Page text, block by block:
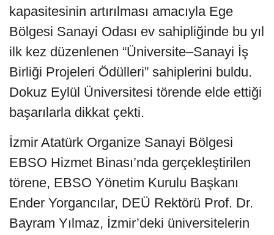
kapasitesinin artırılması amacıyla Ege
Bölgesi Sanayi Odası ev sahipliğinde bu yıl
ilk kez düzenlenen “Üniversite–Sanayi İş
Birliği Projeleri Ödülleri” sahiplerini buldu.
Dokuz Eylül Üniversitesi törende elde ettiği
başarılarla dikkat çekti.
İzmir Atatürk Organize Sanayi Bölgesi
EBSO Hizmet Binası’nda gerçekleştirilen
törene, EBSO Yönetim Kurulu Başkanı
Ender Yorgancılar, DEÜ Rektörü Prof. Dr.
Bayram Yılmaz, İzmir’deki üniversitelerin